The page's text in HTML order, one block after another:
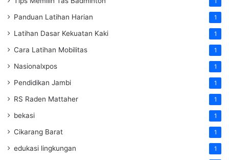
Panduan Latihan Harian 1
Latihan Dasar Kekuatan Kaki 1
Cara Latihan Mobilitas 1
Nasionalxpos 1
Pendidikan Jambi 1
RS Raden Mattaher 1
bekasi 1
Cikarang Barat 1
edukasi lingkungan 1